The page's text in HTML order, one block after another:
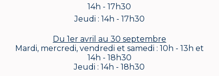
14h - 17h30
Jeudi : 14h - 17h30
Du 1er avril au 30 septembre
Mardi, mercredi, vendredi et samedi : 10h - 13h et
14h - 18h30
Jeudi : 14h - 18h30